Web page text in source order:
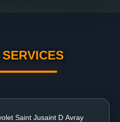
SERVICES
Saint Jusaint D Avray